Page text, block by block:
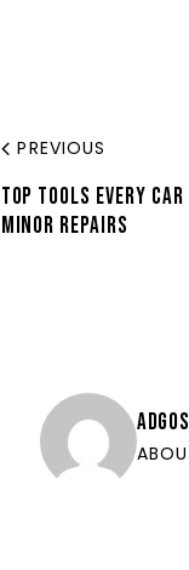
PREVIOUS
TOP TOOLS EVERY
MINOR REPAIRS